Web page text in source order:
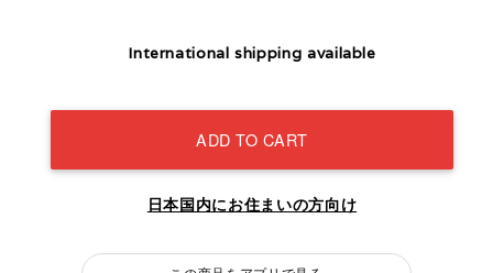
International shipping available
ADD TO CART
日本国内にお住まいの方向け